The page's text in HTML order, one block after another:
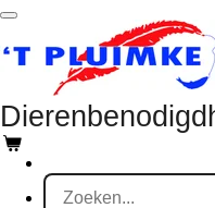
Ga
naar
hoofdinhoud